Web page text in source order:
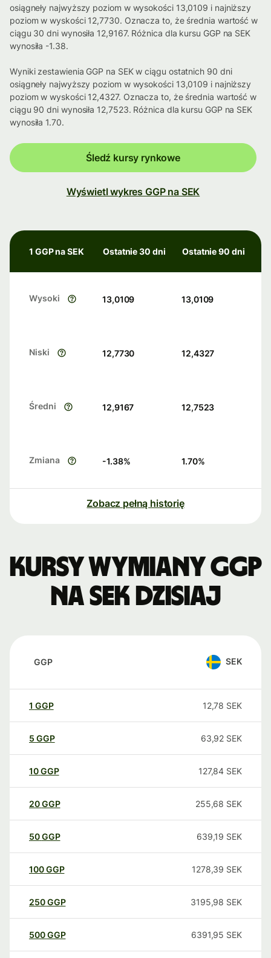
osiągneły najwyższy poziom w wysokości 13,0109 i najniższy
poziom w wyskości 12,7730. Oznacza to, że średnia wartość w
ciągu 30 dni wynosiła 12,9167. Różnica dla kursu GGP na SEK
wynosiła -1.38.
Wyniki zestawienia GGP na SEK w ciągu ostatnich 90 dni
osiągneły najwyższy poziom w wysokości 13,0109 i najniższy
poziom w wyskości 12,4327. Oznacza to, że średnia wartość w
ciągu 90 dni wynosiła 12,7523. Różnica dla kursu GGP na SEK
wynosiła 1.70.
Śledź kursy rynkowe
Wyświetl wykres GGP na SEK
1 GGP na SEK Ostatnie 30 dni Ostatnie 90 dni
Wysoki 13,0109 13,0109
Niski 12,7730 12,4327
Średni 12,9167 12,7523
Zmiana -1.38% 1.70%
Zobacz pełną historię
Kursy wymiany GGP
na SEK dzisiaj
GGP SEK
1 GGP 12,78 SEK
5 GGP 63,92 SEK
10GGP 127,84 SEK
20GGP 255,68 SEK
50GGP 639,19 SEK
100GGP 1278,39 SEK
250GGP 3195,98 SEK
500GGP 6391,95 SEK